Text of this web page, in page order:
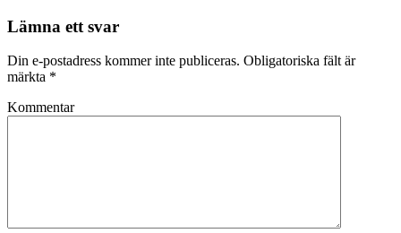
Lämna ett svar
Din e-postadress kommer inte publiceras. Obligatoriska fält är
märkta *
Kommentar